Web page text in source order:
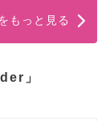
もっと見る
」